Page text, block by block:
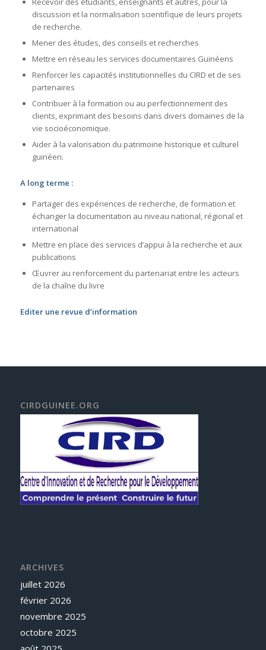
discussion et la normalisation scientifique de leurs projets
de recherche.
Mener des études, des conseils et recherches
Mettre en réseau les services documentaires Guinéens
Renforcer les capacités institutionnelles du CIRD et de ses
partenaires
Contribuer à la formation ou au perfectionnement des
clients, exprimant des besoins dans divers domaines de la
vie socioéconomique.
Aider à la valorisation du patrimoine historique et culturel
guinéen.
A long terme :
Partager des expériences de recherche, de formation et
échanger la documentation au niveau national, régional et
international
Mettre en place des services d’appui à la recherche et aux
publications
Œuvrer au renforcement du partenariat entre les acteurs
de la chaîne du livre
Editer une revue d’information
CIRDGUINEE.ORG
ARCHIVES
juillet 2026
février 2026
novembre 2025
octobre 2025